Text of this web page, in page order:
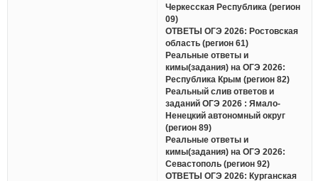
Черкесская Республика (регион
09)
ОТВЕТЫ ОГЭ 2026: Ростовская
область (регион 61)
Реальные ответы и
кимы(задания) на ОГЭ 2026:
Республика Крым (регион 82)
Реальный слив ответов и
заданий ОГЭ 2026 : Ямало-
Ненецкий автономный округ
(регион 89)
Реальные ответы и
кимы(задания) на ОГЭ 2026:
Севастополь (регион 92)
ОТВЕТЫ ОГЭ 2026: Курганская